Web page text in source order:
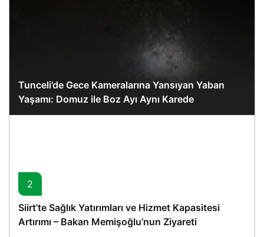
Tunceli’de Gece Kameralarına Yansıyan Yaban
Yaşamı: Domuz ile Boz Ayı Aynı Karede
2
Siirt’te Sağlık Yatırımları ve Hizmet Kapasitesi
Artırımı – Bakan Memişoğlu’nun Ziyareti